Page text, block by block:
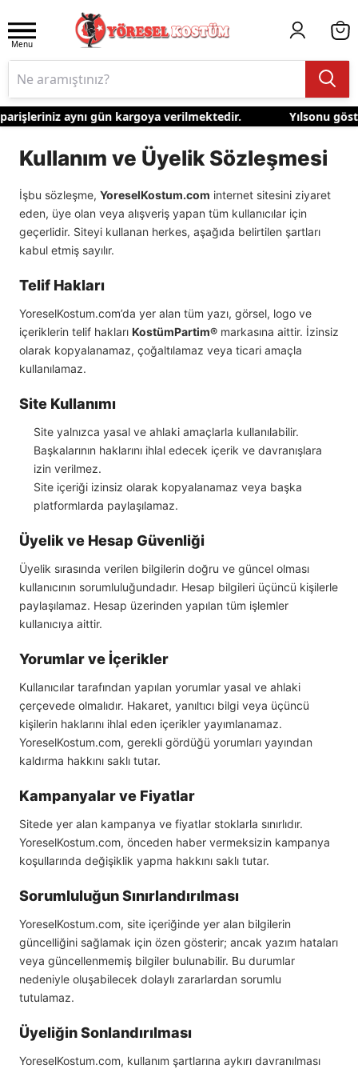
Menu
aynı gün kargoya verilmektedir. Yılsonu
Kullanım ve Üyelik Sözleşmesi
İşbu sözleşme, YoreselKostum.com internet sitesini ziyaret
eden, üye olan veya alışveriş yapan tüm kullanıcılar için
geçerlidir. Siteyi kullanan herkes, aşağıda belirtilen şartları
kabul etmiş sayılır.
Telif Hakları
YoreselKostum.com’da yer alan tüm yazı, görsel, logo ve
içeriklerin telif hakları KostümPartim® markasına aittir. İzinsiz
olarak kopyalanamaz, çoğaltılamaz veya ticari amaçla
kullanılamaz.
Site Kullanımı
Site yalnızca yasal ve ahlaki amaçlarla kullanılabilir.
Başkalarının haklarını ihlal edecek içerik ve davranışlara
izin verilmez.
Site içeriği izinsiz olarak kopyalanamaz veya başka
platformlarda paylaşılamaz.
Üyelik ve Hesap Güvenliği
Üyelik sırasında verilen bilgilerin doğru ve güncel olması
kullanıcının sorumluluğundadır. Hesap bilgileri üçüncü kişilerle
paylaşılamaz. Hesap üzerinden yapılan tüm işlemler
kullanıcıya aittir.
Yorumlar ve İçerikler
Kullanıcılar tarafından yapılan yorumlar yasal ve ahlaki
çerçevede olmalıdır. Hakaret, yanıltıcı bilgi veya üçüncü
kişilerin haklarını ihlal eden içerikler yayımlanamaz.
YoreselKostum.com, gerekli gördüğü yorumları yayından
kaldırma hakkını saklı tutar.
Kampanyalar ve Fiyatlar
Sitede yer alan kampanya ve fiyatlar stoklarla sınırlıdır.
YoreselKostum.com, önceden haber vermeksizin kampanya
koşullarında değişiklik yapma hakkını saklı tutar.
Sorumluluğun Sınırlandırılması
YoreselKostum.com, site içeriğinde yer alan bilgilerin
güncelliğini sağlamak için özen gösterir; ancak yazım hataları
veya güncellenmemiş bilgiler bulunabilir. Bu durumlar
nedeniyle oluşabilecek dolaylı zararlardan sorumlu
tutulamaz.
Üyeliğin Sonlandırılması
YoreselKostum.com, kullanım şartlarına aykırı davranılması